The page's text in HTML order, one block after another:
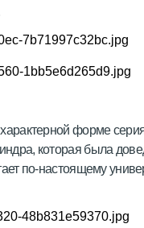
характерной форме
которая была
по-настоящему